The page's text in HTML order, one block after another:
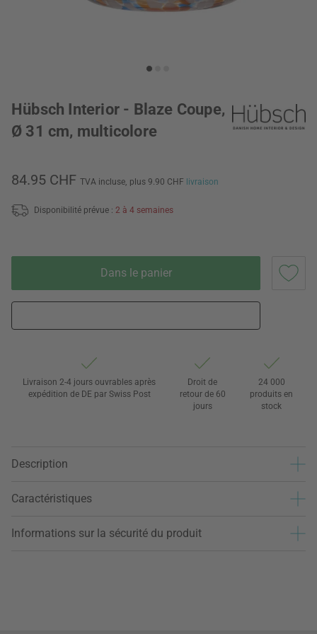
Hübsch Interior - Blaze Coupe,
Ø 31 cm, multicolore
84.95 CHF TVA incluse, plus 9.90 CHF livraison
Disponibilité prévue : 2 à 4 semaines
Dans le panier
Livraison 2-4 jours ouvrables après
expédition de DE par Swiss Post
Droit de
retour de 60
jours
24 000
produits en
stock
Description
Caractéristiques
Informations sur la sécurité du produit